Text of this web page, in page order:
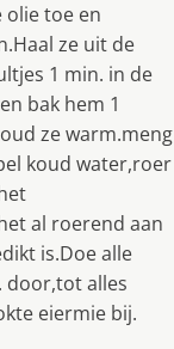
olie toe en
ze uit de
1 min. in de
bak hem 1
ze warm.meng
koud water,roer
al roerend aan
is.Doe alle
door,tot alles
eiermie bij.